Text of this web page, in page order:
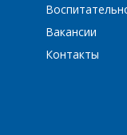
Вакансии
Контакты